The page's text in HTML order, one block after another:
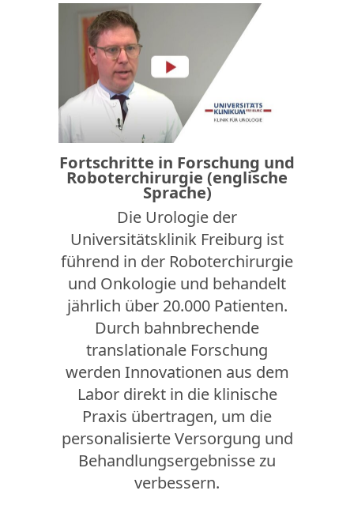
Fortschritte in Forschung und
Roboterchirurgie (englische
Sprache)
Die Urologie der
Universitätsklinik Freiburg ist
führend in der Roboterchirurgie
und Onkologie und behandelt
jährlich über 20.000 Patienten.
Durch bahnbrechende
translationale Forschung
werden Innovationen aus dem
Labor direkt in die klinische
Praxis übertragen, um die
personalisierte Versorgung und
Behandlungsergebnisse zu
verbessern.